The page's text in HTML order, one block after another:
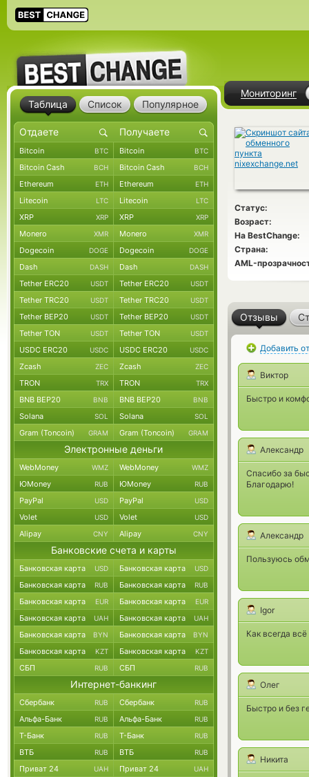
Мониторинг
Статус:
Возраст:
На BestChange:
Страна:
AML-
Отзывы
Добавить
Виктор
Быстро и
Александр
Спасибо за
Благодарю!
Александр
Пользуюсь
Igor
Как всегда
Олег
Быстро и без
Никита
Таблица Список Популярное
Bitcoin BTC Bitcoin BTC
Bitcoin Cash BCH Bitcoin Cash BCH
Ethereum ETH Ethereum ETH
Litecoin LTC Litecoin LTC
XRP XRP XRP XRP
Monero XMR Monero XMR
Dogecoin DOGE Dogecoin DOGE
Dash DASH Dash DASH
Tether ERC20 USDT Tether ERC20 USDT
Tether TRC20 USDT Tether TRC20 USDT
Tether BEP20 USDT Tether BEP20 USDT
Tether TON USDT Tether TON USDT
USDC ERC20 USDC USDC ERC20 USDC
Zcash ZEC Zcash ZEC
TRON TRX TRON TRX
BNB BEP20 BNB BNB BEP20 BNB
Solana SOL Solana SOL
Gram (Toncoin) GRAM Gram (Toncoin) GRAM
Электронные деньги
WebMoney WMZ WebMoney WMZ
ЮMoney RUB ЮMoney RUB
PayPal USD PayPal USD
Volet USD Volet USD
Alipay CNY Alipay CNY
Банковские счета и карты
Банковская карта USD Банковская карта USD
Банковская карта RUB Банковская карта RUB
Банковская карта EUR Банковская карта EUR
Банковская карта UAH Банковская карта UAH
Банковская карта BYN Банковская карта BYN
Банковская карта KZT Банковская карта KZT
СБП RUB СБП RUB
Интернет-банкинг
Сбербанк RUB Сбербанк RUB
Альфа-Банк RUB Альфа-Банк RUB
Т-Банк RUB Т-Банк RUB
ВТБ RUB ВТБ RUB
Приват 24 UAH Приват 24 UAH